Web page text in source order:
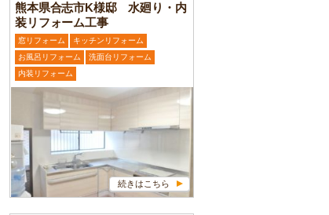
熊本県合志市K様邸 水廻り・内
装リフォーム工事
窓リフォーム
キッチンリフォーム
お風呂リフォーム
洗面台リフォーム
内装リフォーム
続きはこちら